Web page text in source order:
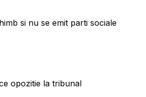
si nu se emit parti sociale
opozitie la tribunal